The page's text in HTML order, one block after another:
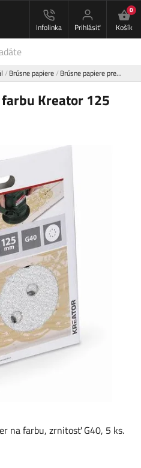
Infolinka Prihlásiť
0
Košík
Brúsne papiere Brúsne papiere pre…
Kreator 125
na farbu, zrnitosť G40, 5 ks.